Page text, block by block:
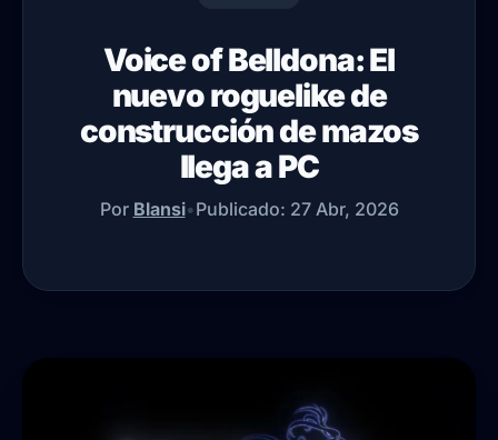
Voice of Belldona: El
nuevo roguelike de
construcción de mazos
llega a PC
Por Blansi•Publicado: 27 Abr, 2026